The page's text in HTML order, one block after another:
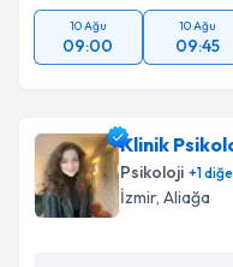
10 Ağu
09:00
10 Ağu
09:45
Klinik
Psikoloji +1
İzmir, Aliağa